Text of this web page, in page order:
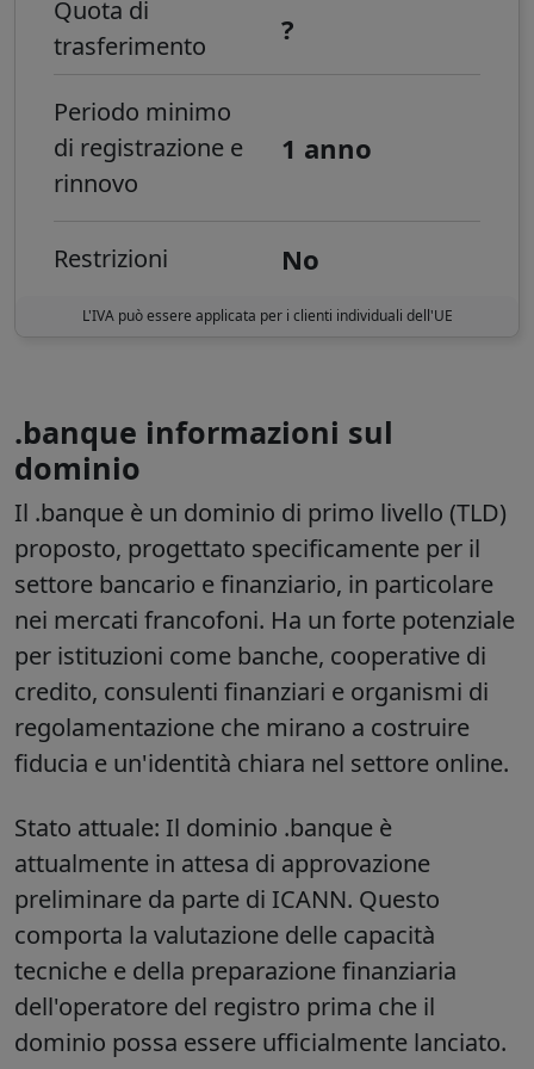
Quota di
trasferimento
?
Periodo minimo
di registrazione e
rinnovo
1 anno
Restrizioni No
L'IVA può essere applicata per i clienti individuali dell'UE
.banque informazioni sul
dominio
Il .banque è un dominio di primo livello (TLD)
proposto, progettato specificamente per il
settore bancario e finanziario, in particolare
nei mercati francofoni. Ha un forte potenziale
per istituzioni come banche, cooperative di
credito, consulenti finanziari e organismi di
regolamentazione che mirano a costruire
fiducia e un'identità chiara nel settore online.
Stato attuale: Il dominio .banque è
attualmente in attesa di approvazione
preliminare da parte di ICANN. Questo
comporta la valutazione delle capacità
tecniche e della preparazione finanziaria
dell'operatore del registro prima che il
dominio possa essere ufficialmente lanciato.